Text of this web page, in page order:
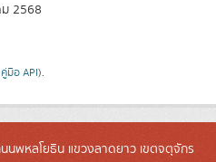
2568
คู่มือ API).
พหลโยธิน แขวงลาดยาว เขตจตุจักร